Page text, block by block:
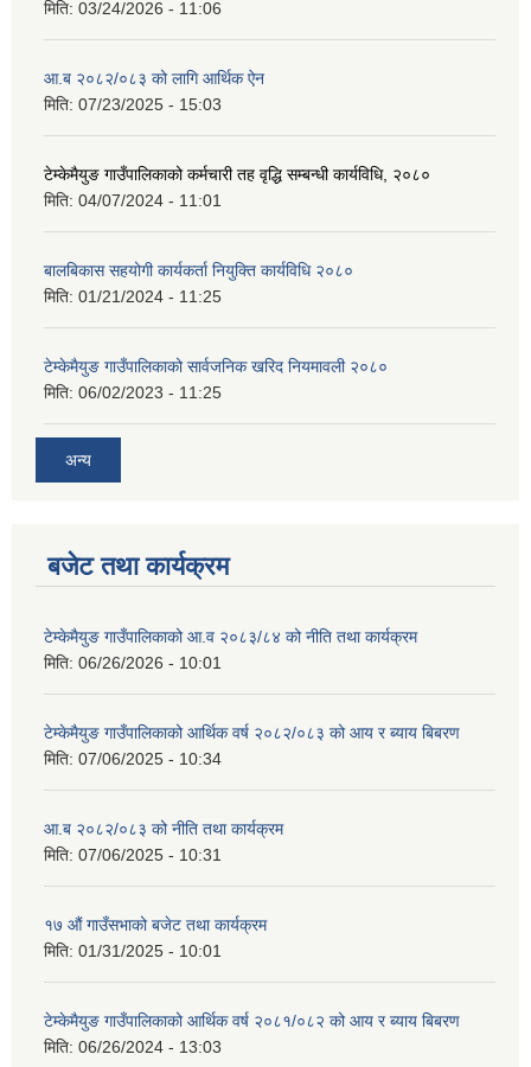
मिति: 03/24/2026 - 11:06
आ.ब २०८२/०८३ को लागि आर्थिक ऐन
मिति: 07/23/2025 - 15:03
टेम्केमैयुङ गाउँपालिकाको कर्मचारी तह वृद्धि सम्बन्धी कार्यविधि, २०८०
मिति: 04/07/2024 - 11:01
बालबिकास सहयोगी कार्यकर्ता नियुक्ति कार्यविधि २०८०
मिति: 01/21/2024 - 11:25
टेम्केमैयुङ गाउँपालिकाको सार्वजनिक खरिद नियमावली २०८०
मिति: 06/02/2023 - 11:25
अन्य
बजेट तथा कार्यक्रम
टेम्केमैयुङ गाउँपालिकाको आ.व २०८३/८४ को नीति तथा कार्यक्रम
मिति: 06/26/2026 - 10:01
टेम्केमैयुङ गाउँपालिकाको आर्थिक वर्ष २०८२/०८३ को आय र ब्याय बिबरण
मिति: 07/06/2025 - 10:34
आ.ब २०८२/०८३ को नीति तथा कार्यक्रम
मिति: 07/06/2025 - 10:31
१७ औं गाउँसभाको बजेट तथा कार्यक्रम
मिति: 01/31/2025 - 10:01
टेम्केमैयुङ गाउँपालिकाको आर्थिक वर्ष २०८१/०८२ को आय र ब्याय बिबरण
मिति: 06/26/2024 - 13:03